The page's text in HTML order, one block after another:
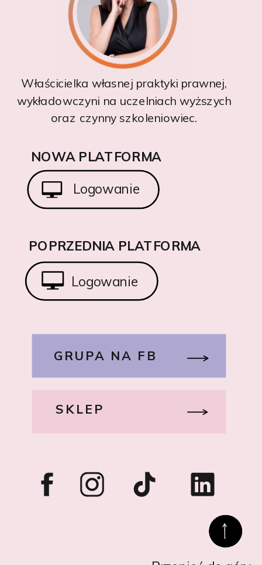
GRUPA NA FB
SKLEP
Właścicielka własnej praktyki prawnej,
wykładowczyni na uczelniach wyższych
oraz czynny szkoleniowiec.
Logowanie
NOWA PLATFORMA
Logowanie
POPRZEDNIA PLATFORMA